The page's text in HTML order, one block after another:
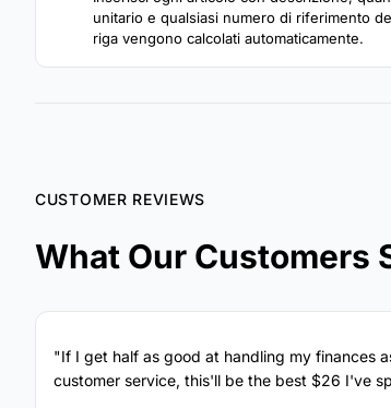
unitario e qualsiasi numero di riferimento
riga vengono calcolati automaticamente.
CUSTOMER REVIEWS
What Our Customers
"If I get half as good at handling my finances
customer service, this'll be the best $26 I've